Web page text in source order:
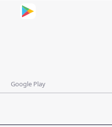
Google Play